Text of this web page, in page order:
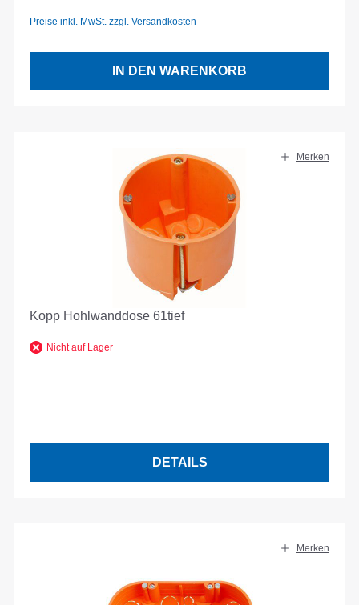
Preise inkl. MwSt. zzgl. Versandkosten
IN DEN WARENKORB
Merken
Kopp Hohlwanddose 61tief
Nicht auf Lager
DETAILS
Merken